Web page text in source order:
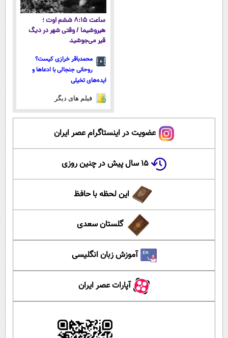
ساعت ۸:۱۵ ششم اوت ؛
هیروشیما / وقتی شهر در دیگ
قیر می‌جوشید
محمدباقر خرازی کیست؟
روحانی جنجالی با ادعاها و
ایده‌های تخیلی
فیلم های دیگر
عضویت در اینستاگرام عصر ایران
۱۵ سال پیش در چنین روزی
این لحظه با حافظ
گلستان سعدی
آموزش زبان انگلیسی
آپارات عصر ایران